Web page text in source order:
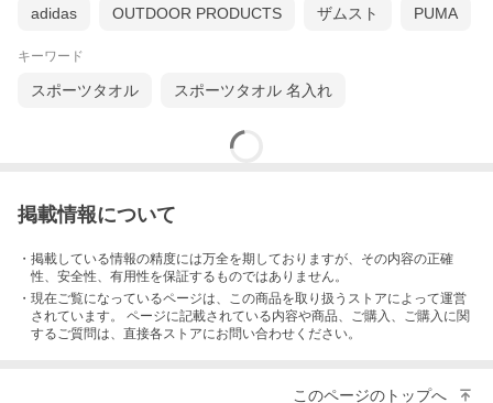
adidas OUTDOOR PRODUCTS ザムスト PUMA
キーワード
スポーツタオル スポーツタオル 名入れ
掲載情報について
・掲載している情報の精度には万全を期しておりますが、その内容の正確
性、安全性、有用性を保証するものではありません。
・現在ご覧になっているページは、この商品を取り扱うストアによって運営
されています。 ページに記載されている内容や商品、ご購入 、ご購入に関
するご質問は、直接各ストアにお問い合わせください。
このページのトップへ